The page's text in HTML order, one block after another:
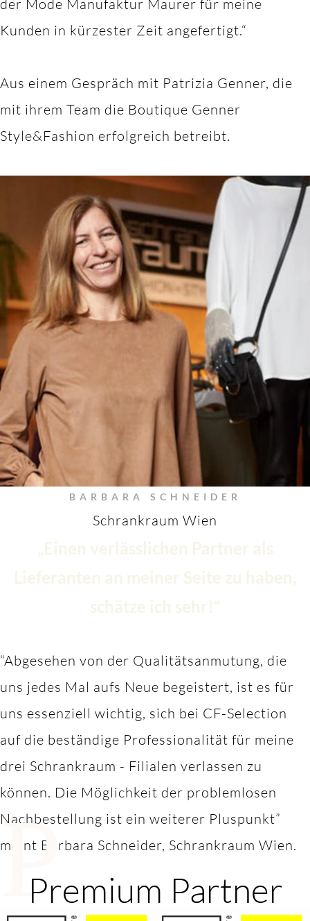
der Mode Manufaktur Maurer für meine
Kunden in kürzester Zeit angefertigt.“
Aus einem Gespräch mit Patrizia Genner, die
mit ihrem Team die Boutique Genner
Style&Fashion erfolgreich betreibt.
BARBARA SCHNEIDER
Schrankraum Wien
„Einen verlässlichen Partner als
Lieferanten an meiner Seite zu haben,
schätze ich sehr!“
“Abgesehen von der Qualitätsanmutung, die
uns jedes Mal aufs Neue begeistert, ist es für
uns essenziell wichtig, sich bei CF-Selection
auf die beständige Professionalität für meine
drei Schrankraum - Filialen verlassen zu
können. Die Möglichkeit der problemlosen
Nachbestellung ist ein weiterer Pluspunkt”
meint Barbara Schneider, Schrankraum Wien.
PPremium Partner